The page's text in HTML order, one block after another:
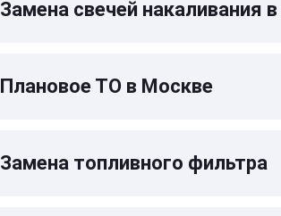
Замена свечей накаливания
Плановое ТО в Москве
Замена топливного фильтра